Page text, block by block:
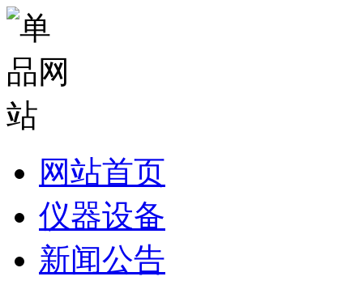
网站首页
仪器设备
新闻公告